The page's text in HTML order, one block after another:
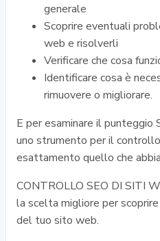
generale
Scoprire eventuali
web e risolverli
Verificare che cosa
Identificare cosa è
rimuovere o migliorare.
E per esaminare il
uno strumento per il
esattamento quello che
CONTROLLO SEO DI SITI
la scelta migliore per
del tuo sito web.